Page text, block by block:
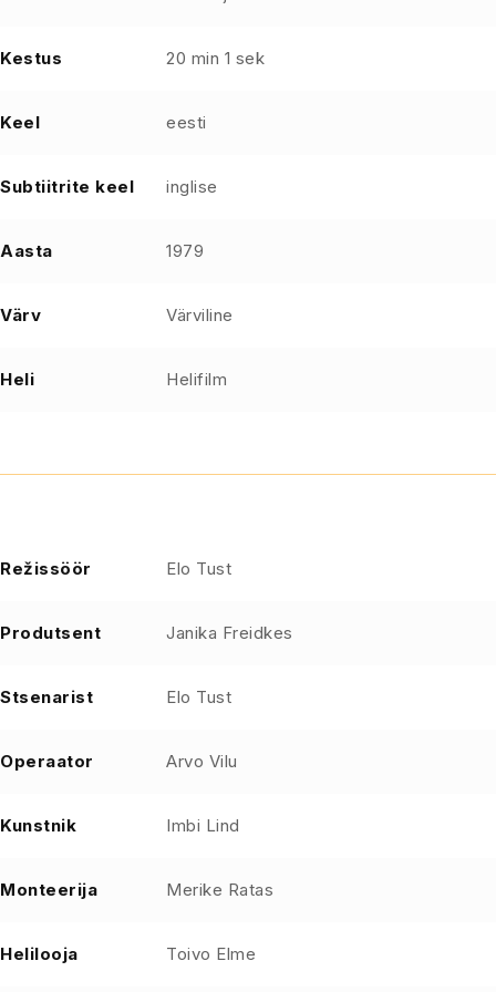
Kestus 20 min 1 sek
Keel eesti
Subtiitrite keel inglise
Aasta 1979
Värv Värviline
Heli Helifilm
Režissöör Elo Tust
Produtsent Janika Freidkes
Stsenarist Elo Tust
Operaator Arvo Vilu
Kunstnik Imbi Lind
Monteerija Merike Ratas
Helilooja Toivo Elme